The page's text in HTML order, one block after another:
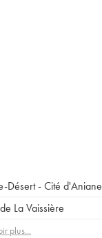
Désert - Cité d'Aniane
La Vaissière
plus...